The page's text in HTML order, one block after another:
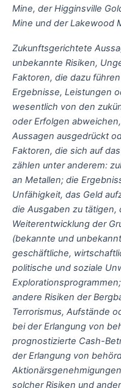
Mine, der Higginsville
Mine und der Lakewood
Zukunftsgerichtete
unbekannte Risiken,
Faktoren, die dazu
Ergebnisse, Leistungen
wesentlich von den
oder Erfolgen
Aussagen ausgedrückt
Faktoren, die sich auf
zählen unter anderem:
an Metallen; die
Unfähigkeit, das Geld
die Ausgaben zu tätigen,
Weiterentwicklung der
(bekannte und
geschäftliche,
politische und soziale
andere Risiken der
Terrorismus, Aufstände
bei der Erlangung von
prognostizierte Cash-
der Erlangung von
solcher Risiken und